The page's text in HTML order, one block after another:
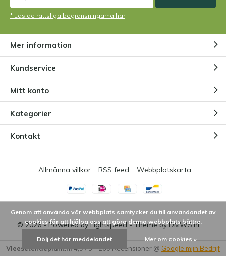
* Läs de rättsliga begränsningarna här
Mer information
Kundservice
Mitt konto
Kategorier
Kontakt
© 2026 - Powered by Lightspeed - Theme byDMWS.nl
Allmänna villkor RSS feed Webbplatskarta
Vleesetendeplant.nl4,9/5-260Recensioner @ Google mijn Bedrijf
Genom att använda vår webbplats samtycker du till användandet av
cookies för att hjälpa oss att göra denna webbplats bättre.
Dölj det här meddelandet Mer om cookies »